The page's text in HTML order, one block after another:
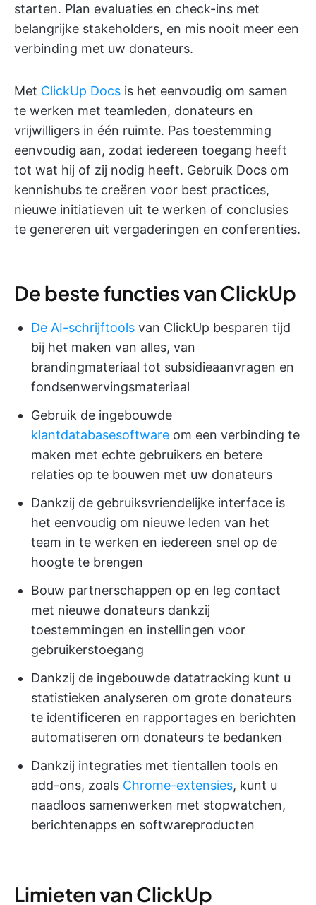
starten. Plan evaluaties en check-ins met
belangrijke stakeholders, en mis nooit meer een
verbinding met uw donateurs.
Met ClickUp Docs is het eenvoudig om samen
te werken met teamleden, donateurs en
vrijwilligers in één ruimte. Pas toestemming
eenvoudig aan, zodat iedereen toegang heeft
tot wat hij of zij nodig heeft. Gebruik Docs om
kennishubs te creëren voor best practices,
nieuwe initiatieven uit te werken of conclusies
te genereren uit vergaderingen en conferenties.
De beste functies van ClickUp
De AI-schrijftools van ClickUp besparen tijd
bij het maken van alles, van
brandingmateriaal tot subsidieaanvragen en
fondsenwervingsmateriaal
Gebruik de ingebouwde
klantdatabasesoftware om een verbinding te
maken met echte gebruikers en betere
relaties op te bouwen met uw donateurs
Dankzij de gebruiksvriendelijke interface is
het eenvoudig om nieuwe leden van het
team in te werken en iedereen snel op de
hoogte te brengen
Bouw partnerschappen op en leg contact
met nieuwe donateurs dankzij
toestemmingen en instellingen voor
gebruikerstoegang
Dankzij de ingebouwde datatracking kunt u
statistieken analyseren om grote donateurs
te identificeren en rapportages en berichten
automatiseren om donateurs te bedanken
Dankzij integraties met tientallen tools en
add-ons, zoals Chrome-extensies, kunt u
naadloos samenwerken met stopwatchen,
berichtenapps en softwareproducten
Limieten van ClickUp